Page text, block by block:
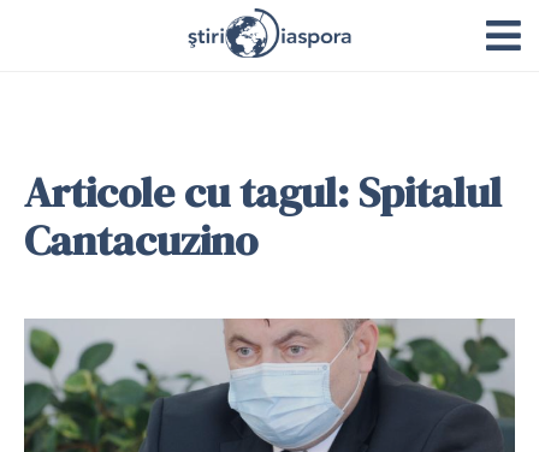
Articole cu tagul: Spitalul
Cantacuzino